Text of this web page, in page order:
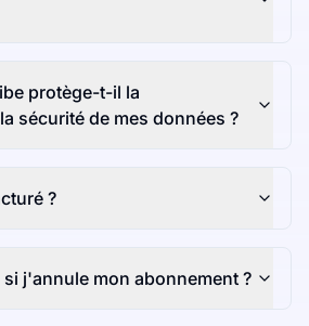
protège-t-il la
sécurité de mes données ?
?
j'annule mon abonnement ?